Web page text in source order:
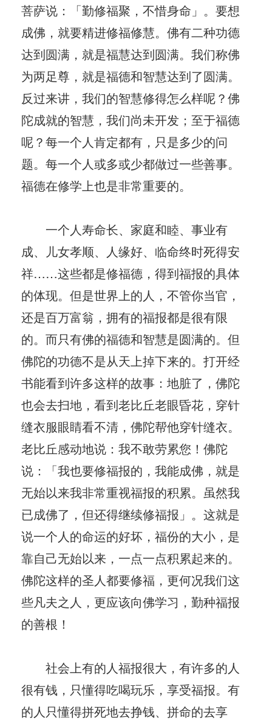
菩萨说：「勤修福聚，不惜身命」。要想
成佛，就要精进修福修慧。佛有二种功德
达到圆满，就是福慧达到圆满。我们称佛
为两足尊，就是福德和智慧达到了圆满。
反过来讲，我们的智慧修得怎么样呢？佛
陀成就的智慧，我们尚未开发；至于福德
呢？每一个人肯定都有，只是多少的问
题。每一个人或多或少都做过一些善事。
福德在修学上也是非常重要的。
一个人寿命长、家庭和睦、事业有
成、儿女孝顺、人缘好、临命终时死得安
祥……这些都是修福德，得到福报的具体
的体现。但是世界上的人，不管你当官，
还是百万富翁，拥有的福报都是很有限
的。而只有佛的福德和智慧是圆满的。但
佛陀的功德不是从天上掉下来的。打开经
书能看到许多这样的故事：地脏了，佛陀
也会去扫地，看到老比丘老眼昏花，穿针
缝衣服眼睛看不清，佛陀帮他穿针缝衣。
老比丘感动地说：我不敢劳累您！佛陀
说：「我也要修福报的，我能成佛，就是
无始以来我非常重视福报的积累。虽然我
已成佛了，但还得继续修福报」。这就是
说一个人的命运的好坏，福份的大小，是
靠自己无始以来，一点一点积累起来的。
佛陀这样的圣人都要修福，更何况我们这
些凡夫之人，更应该向佛学习，勤种福报
的善根！
社会上有的人福报很大，有许多的人
很有钱，只懂得吃喝玩乐，享受福报。有
的人只懂得拼死地去挣钱、拼命的去享